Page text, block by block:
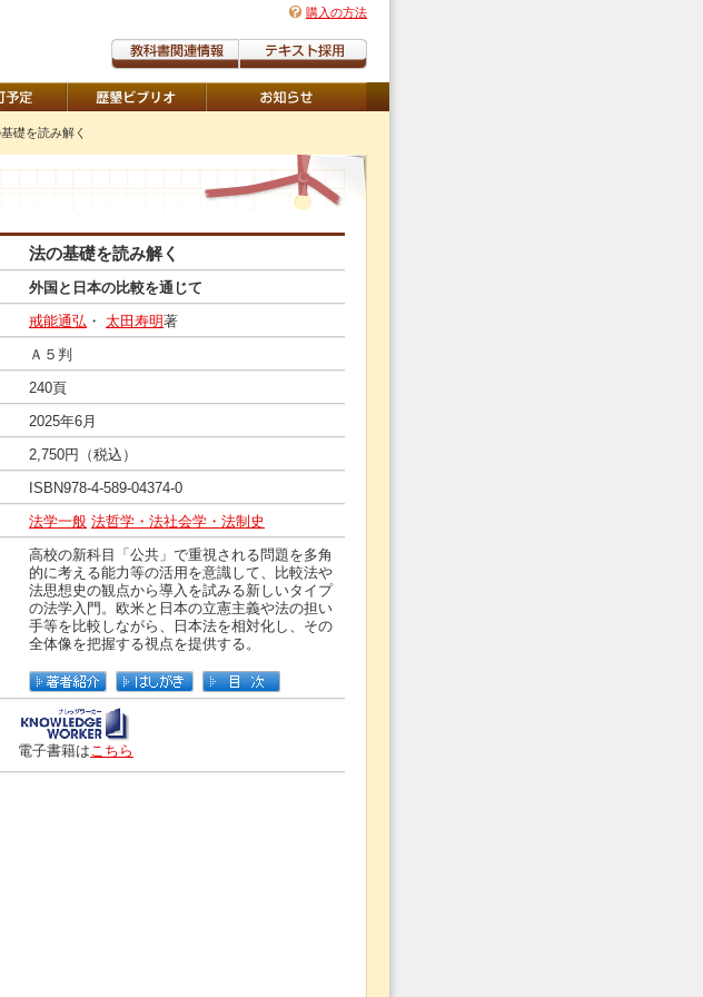
購入の方法
礎を読み解く
法の基礎を読み解く
外国と日本の比較を通じて
戒能通弘 ・ 太田寿明著
Ａ５判
240頁
2025年6月
2,750円（税込）
ISBN978-4-589-04374-0
法学一般 法哲学・法社会学・法制史
高校の新科目「公共」で重視される問題を多角
的に考える能力等の活用を意識して、比較法や
法思想史の観点から導入を試みる新しいタイプ
の法学入門。欧米と日本の立憲主義や法の担い
手等を比較しながら、日本法を相対化し、その
全体像を把握する視点を提供する。
電子書籍はこちら